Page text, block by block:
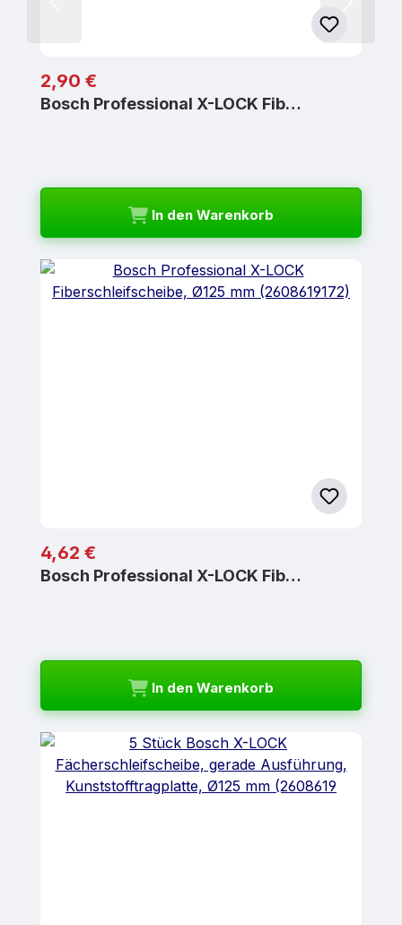
Regulärer Preis:
2,90 €
Bosch Professional X-LOCK Fib…
In den Warenkorb
Regulärer Preis:
4,62 €
Bosch Professional X-LOCK Fib…
In den Warenkorb